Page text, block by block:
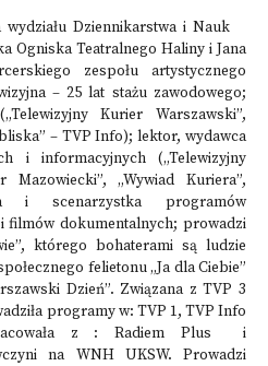
wydziału Dziennikarstwa i Nauk
Ogniska Teatralnego Haliny i Jana
zespołu artystycznego
– 25 lat stażu zawodowego;
Kurier Warszawski”,
– TVP Info); lektor, wydawca
i informacyjnych („Telewizyjny
Mazowiecki”, „Wywiad Kuriera”,
i scenarzystka programów
filmów dokumentalnych; prowadzi
którego bohaterami są ludzie
felietonu „Ja dla Ciebie”
Dzień”. Związana z TVP 3
programy w: TVP 1, TVP Info
z : Radiem Plus i
na WNH UKSW. Prowadzi